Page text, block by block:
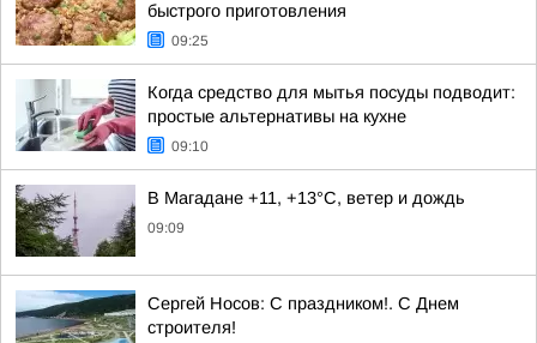
быстрого приготовления
09:25
Когда средство для мытья посуды подводит:
простые альтернативы на кухне
09:10
В Магадане +11, +13°C, ветер и дождь
09:09
Сергей Носов: С праздником!. С Днем
строителя!